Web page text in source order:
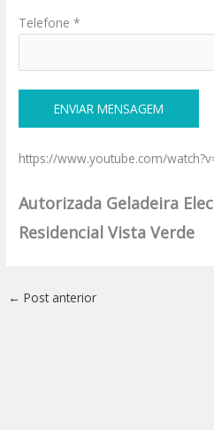
Telefone *
https://www.youtube.com/
Autorizada Geladeira
Residencial Vista Verde
← Post anterior